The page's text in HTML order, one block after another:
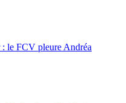
: le FCV pleure Andréa